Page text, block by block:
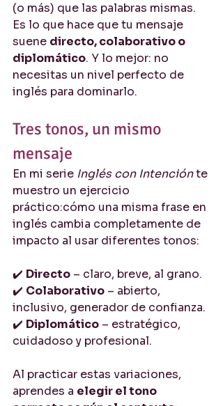
(o más) que las palabras mismas.
Es lo que hace que tu mensaje
suene directo, colaborativo o
diplomático. Y lo mejor: no
necesitas un nivel perfecto de
inglés para dominarlo.
Tres tonos, un mismo
mensaje
En mi serie Inglés con Intención te
muestro un ejercicio
práctico:cómo una misma frase en
inglés cambia completamente de
impacto al usar diferentes tonos:
✔️ Directo – claro, breve, al grano.
✔️ Colaborativo – abierto,
inclusivo, generador de confianza.
✔️ Diplomático – estratégico,
cuidadoso y profesional.
Al practicar estas variaciones,
aprendes a elegir el tono